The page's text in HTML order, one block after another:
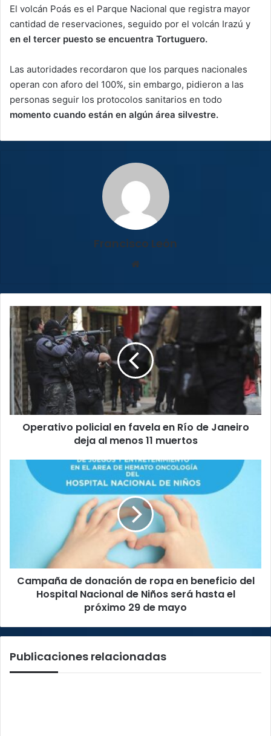
El volcán Poás es el Parque Nacional que registra mayor
cantidad de reservaciones, seguido por el volcán Irazú y
en el tercer puesto se encuentra Tortuguero.
Las autoridades recordaron que los parques nacionales
operan con aforo del 100%, sin embargo, pidieron a las
personas seguir los protocolos sanitarios en todo
momento cuando están en algún área silvestre.
Francisco León
Operativo
policial
en
favela
en
Río
de
Janeiro
deja
muertos
Operativo policial en favela en Río de Janeiro
deja al menos 11 muertos
Campaña
donación
Hospital
Nacional
hasta
próximo
Campaña de donación de ropa en beneficio del
Hospital Nacional de Niños será hasta el
próximo 29 de mayo
Publicaciones relacionadas